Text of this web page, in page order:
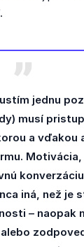
jednu
musí
a vďakou
iná, než je
– naopak